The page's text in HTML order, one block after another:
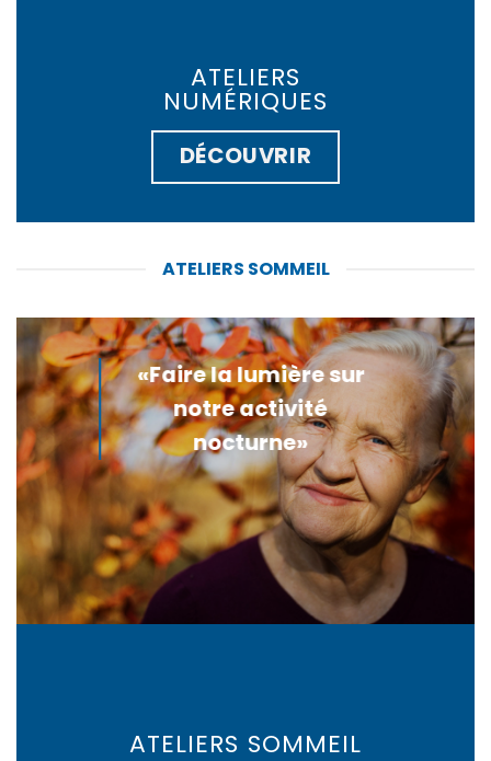
ATELIERS
NUMÉRIQUES
DÉCOUVRIR
ATELIERS SOMMEIL
«Faire la lumière sur
notre activité
nocturne»
ATELIERS SOMMEIL